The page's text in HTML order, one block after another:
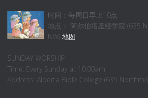
时间：每周日早上10点
地点： 阿尔伯塔圣经学院 (635
NW) 地图
SUNDAY WORSHIP
Time: Every Sunday at 10:00am
Address: Alberta Bible College (635